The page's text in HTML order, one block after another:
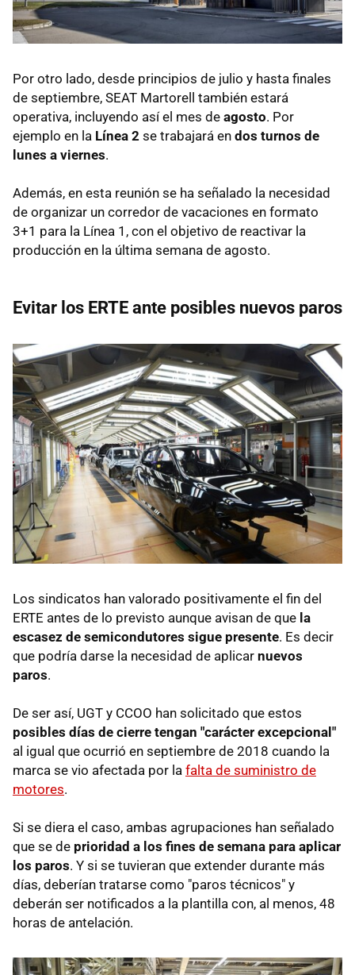
Por otro lado, desde principios de julio y hasta finales
de septiembre, SEAT Martorell también estará
operativa, incluyendo así el mes de agosto. Por
ejemplo en la Línea 2 se trabajará en dos turnos de
lunes a viernes.
Además, en esta reunión se ha señalado la necesidad
de organizar un corredor de vacaciones en formato
3+1 para la Línea 1, con el objetivo de reactivar la
producción en la última semana de agosto.
Evitar los ERTE ante posibles nuevos paros
Los sindicatos han valorado positivamente el fin del
ERTE antes de lo previsto aunque avisan de que la
escasez de semicondutores sigue presente. Es decir
que podría darse la necesidad de aplicar nuevos
paros.
De ser así, UGT y CCOO han solicitado que estos
posibles días de cierre tengan "carácter excepcional"
al igual que ocurrió en septiembre de 2018 cuando la
marca se vio afectada por la falta de suministro de
motores.
Si se diera el caso, ambas agrupaciones han señalado
que se de prioridad a los fines de semana para aplicar
los paros. Y si se tuvieran que extender durante más
días, deberían tratarse como "paros técnicos" y
deberán ser notificados a la plantilla con, al menos, 48
horas de antelación.